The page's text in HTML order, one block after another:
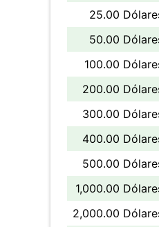
25.00
50.00
100.00
200.00
300.00
400.00
500.00
1,000.00
2,000.00